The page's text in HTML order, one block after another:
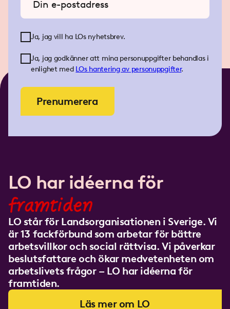
Ja, jag vill ha LOs nyhetsbrev.
Ja, jag godkänner att mina personuppgifter behandlas i
enlighet med LOs hantering av personuppgifter.
Prenumerera
LO har idéerna för
framtiden
LO står för Landsorganisationen i Sverige. Vi
är 13 fackförbund som arbetar för bättre
arbetsvillkor och social rättvisa. Vi påverkar
beslutsfattare och ökar medvetenheten om
arbetslivets frågor – LO har idéerna för
framtiden.
Läs mer om LO